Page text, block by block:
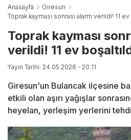
Anasayfa
Giresun
Toprak kayması sonrası alarm verildi! 11 ev
Toprak kayması
verildi! 11 ev
Yayın Tarihi: 24.05.2026 - 20:11
Giresun'un Bulancak ilçesine
etkili olan aşırı yağışlar
heyelan, yerleşim yerlerini